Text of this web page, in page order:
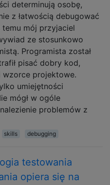
determinują osobę,
z łatwością debugować
mój przyjaciel
ze stosunkowo
Programista został
pisać dobry kod,
wzorce projektowe.
umiejętności
mógł w ogóle
problemów z
skills debugging
testowania
opiera się na